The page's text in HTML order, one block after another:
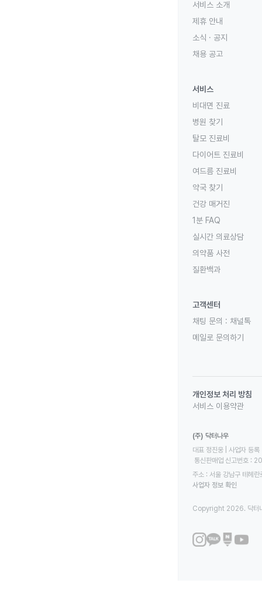
서비스 소개
제휴 안내
소식 · 공지
채용 공고
서비스
비대면 진료
병원 찾기
탈모 진료비
다이어트 진료비
여드름 진료비
약국 찾기
건강 매거진
1분 FAQ
실시간 의료상담
의약품 사전
질환백과
고객센터
채팅 문의 : 채널톡
메일로 문의하기
개인정보 처리 방침
서비스 이용약관
(주) 닥터나우
대표 정진웅 | 사업자
통신판매업 신고번호
주소 : 서울 강남구 테헤
사업자 정보 확인
Copyright 2026. 닥터